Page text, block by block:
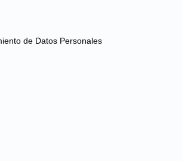
de Datos Personales